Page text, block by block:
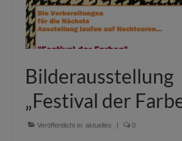
Bilderausstellung
„Festival der
Veröffentlicht in: aktuelles | 0